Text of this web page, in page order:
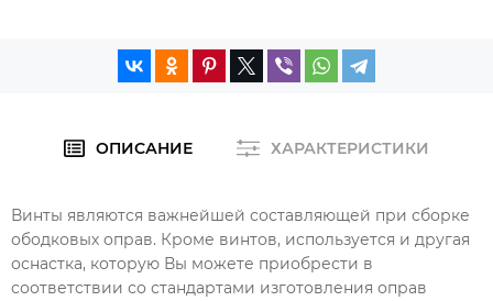
ОПИСАНИЕ ХАРАКТЕРИСТИКИ
Винты являются важнейшей составляющей при сборке
ободковых оправ. Кроме винтов, используется и другая
оснастка, которую Вы можете приобрести в
соответствии со стандартами изготовления оправ